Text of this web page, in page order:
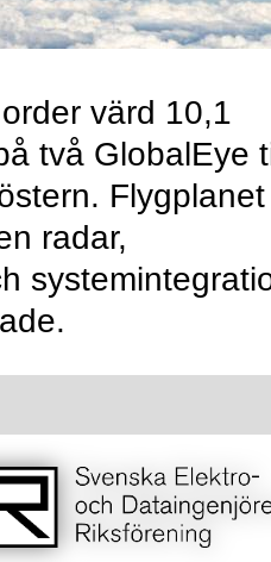
värd 10,1
två GlobalEye
radar,